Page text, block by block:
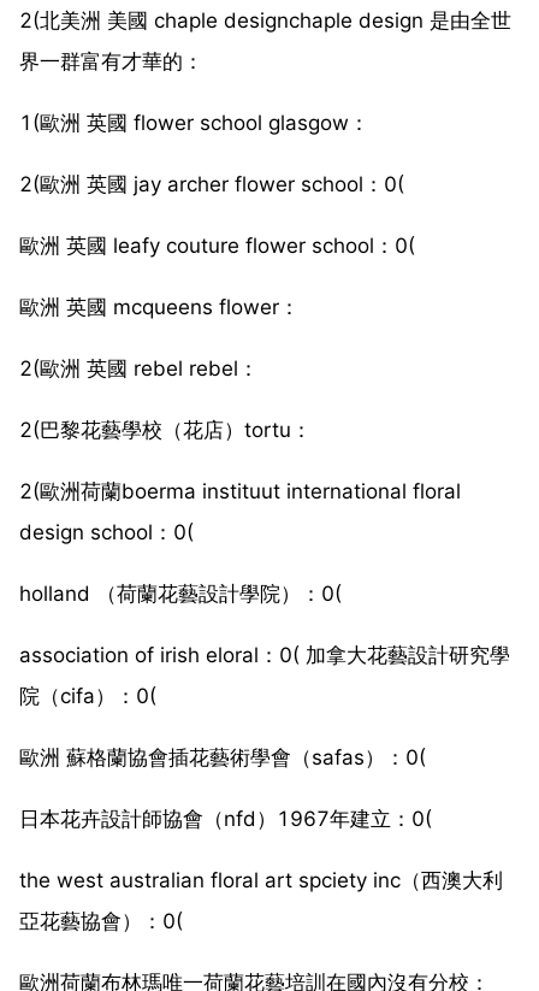
2(北美洲 美國 chaple designchaple design 是由全世
界一群富有才華的：
1(歐洲 英國 flower school glasgow：
2(歐洲 英國 jay archer flower school：0(
歐洲 英國 leafy couture flower school：0(
歐洲 英國 mcqueens flower：
2(歐洲 英國 rebel rebel：
2(巴黎花藝學校（花店）tortu：
2(歐洲荷蘭boerma instituut international floral
design school：0(
holland （荷蘭花藝設計學院）：0(
association of irish eloral：0( 加拿大花藝設計研究學
院（cifa）：0(
歐洲 蘇格蘭協會插花藝術學會（safas）：0(
日本花卉設計師協會（nfd）1967年建立：0(
the west australian floral art spciety inc（西澳大利
亞花藝協會）：0(
歐洲荷蘭布林瑪唯一荷蘭花藝培訓在國內沒有分校：